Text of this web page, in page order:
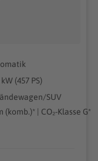
(457 PS)
SUV
(komb.)* | CO₂-Klasse G*